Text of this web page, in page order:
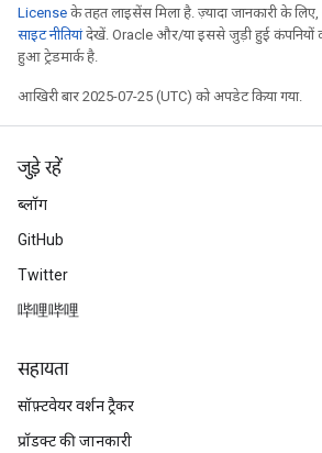
License के तहत लाइसेंस मिला है. ज़्यादा जानकारी के लिए,
साइट नीतियांदेखें. Oracle और/या इससे जुड़ी हुई कंपनियों
हुआ ट्रेडमार्क है.
आखिरी बार 2025-07-25 (UTC) को अपडेट किया गया.
जुड़े रहें
ब्लॉग
GitHub
Twitter
哔哩哔哩
सहायता
सॉफ़्टवेयर वर्शन ट्रैकर
प्रॉडक्ट की जानकारी